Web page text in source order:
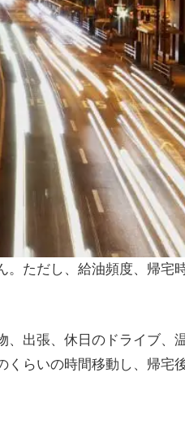
ただし、給油頻度、帰宅
出張、休日のドライブ、
らいの時間移動し、帰宅